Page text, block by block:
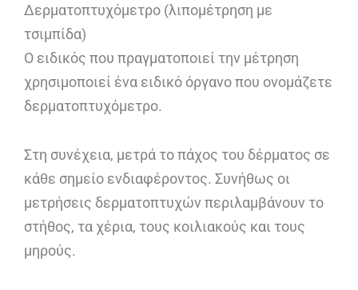
Δερματοπτυχόμετρο (λιπομέτρηση με
τσιμπίδα)
Ο ειδικός που πραγματοποιεί την μέτρηση
χρησιμοποιεί ένα ειδικό όργανο που ονομάζετε
δερματοπτυχόμετρο.
Στη συνέχεια, μετρά το πάχος του δέρματος σε
κάθε σημείο ενδιαφέροντος. Συνήθως οι
μετρήσεις δερματοπτυχών περιλαμβάνουν το
στήθος, τα χέρια, τους κοιλιακούς και τους
μηρούς.